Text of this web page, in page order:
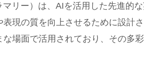
マリー）は、AIを活用した先進的
表現の質を向上させるために設計
な場面で活用されており、その多